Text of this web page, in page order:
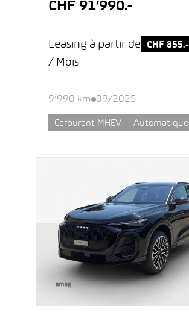
CHF 91’990.-
Leasing à partir de CHF 855.-
/ Mois
9’990 km 09/2025
Carburant MHEV Automatique